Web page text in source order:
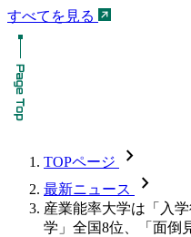
すべてを見る
TOPページ chevron_forward
最新ニュース chevron_forward
産業能率大学は「入
学」全国8位、「面倒